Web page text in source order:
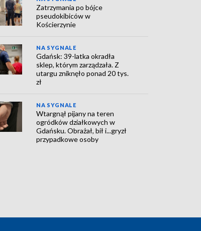
Zatrzymania po bójce
pseudokibiców w
Kościerzynie
NA SYGNALE
Gdańsk: 39-latka okradła
sklep, którym zarządzała. Z
utargu zniknęło ponad 20 tys.
zł
NA SYGNALE
Wtargnął pijany na teren
ogródków działkowych w
Gdańsku. Obrażał, bił i...gryzł
przypadkowe osoby